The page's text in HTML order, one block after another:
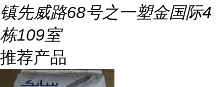
镇先威路68号之一塑金国际4
栋109室
推荐产品